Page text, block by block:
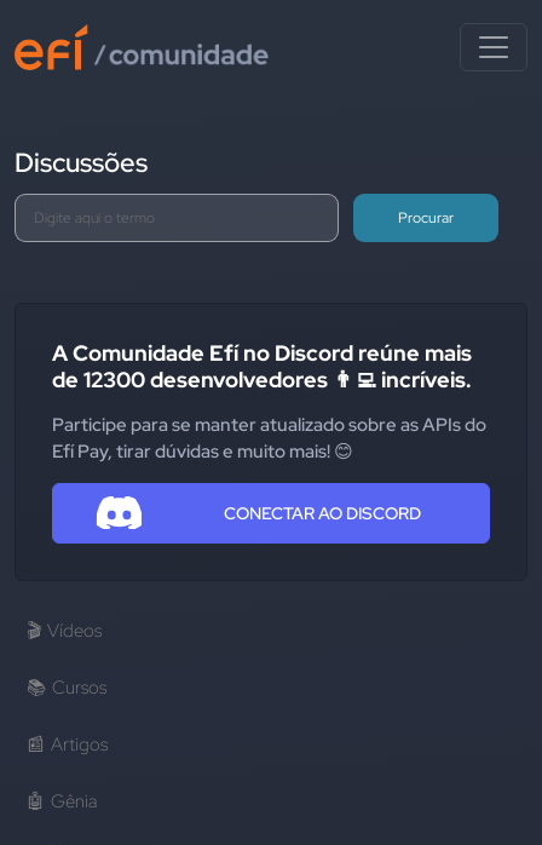
Discussões
Procurar
A Comunidade Efí no Discord reúne mais
de 12300 desenvolvedores 👨‍💻 incríveis.
Participe para se manter atualizado sobre as APIs do
Efí Pay, tirar dúvidas e muito mais! 😊
CONECTAR AO DISCORD
🎬 Vídeos
📚 Cursos
📰 Artigos
🤖 Gênia